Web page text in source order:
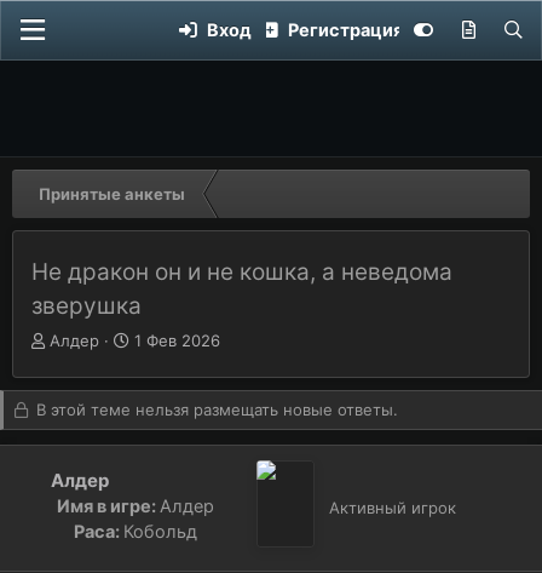
Вход Регистрация
Принятые анкеты
Не дракон он и не кошка, а неведома
зверушка
Автор темы
А
о
р
е
м
Алдер Дата начала
Д
а
н
а
л
1 Фев 2026
В этой теме нельзя размещать новые ответы.
Алдер
Имя в игре:Алдер
Раса: Кобольд
Активный игрок